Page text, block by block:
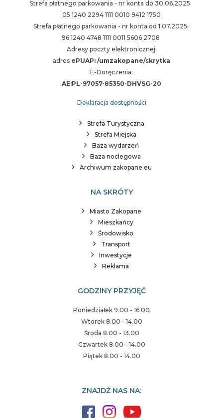
Strefa płatnego parkowania - nr konta do 30.06.2025:
05 1240 2294 1111 0010 9412 1750
Strefa płatnego parkowania - nr konta od 1.07.2025:
96 1240 4748 1111 0011 5606 2708
Adresy poczty elektronicznej:
adres ePUAP: /umzakopane/skrytka
E-Doręczenia:
AE:PL-97057-85350-DHVSG-20
Deklaracja dostępności
Strefa Turystyczna
Strefa Miejska
Baza wydarzeń
Baza noclegowa
Archiwum zakopane.eu
NA SKRÓTY
Miasto Zakopane
Mieszkańcy
Środowisko
Transport
Inwestycje
Reklama
GODZINY PRZYJĘĆ
Poniedziałek 9.00 - 16.00
Wtorek 8.00 - 14.00
Środa 8.00 - 13.00
Czwartek 8.00 - 14.00
Piątek 8.00 - 14.00
ZNAJDŹ NAS NA: